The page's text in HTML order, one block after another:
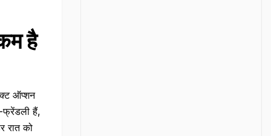
है
ऑप्शन
हैं,
रात को